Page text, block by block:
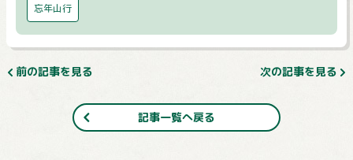
忘年山行
前の記事を見る 次の記事を見る
記事一覧へ戻る